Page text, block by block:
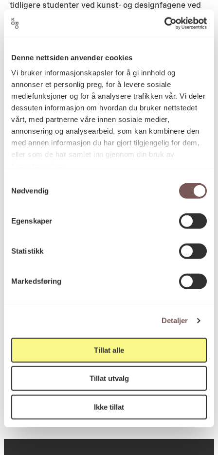
Denne nettsiden anvender cookies
Vi bruker informasjonskapsler for å gi innhold og
annonser et personlig preg, for å levere sosiale
mediefunksjoner og for å analysere trafikken vår. Vi deler
dessuten informasjon om hvordan du bruker nettstedet
vårt, med partnerne våre innen sosiale medier,
annonsering og analysearbeid, som kan kombinere den
med annen informasjon du har gjort tilgjengelig for dem,
eller som de har samlet inn gjennom din bruk av
Nødvendig
Egenskaper
Statistikk
Markedsføring
Detaljer
Tillat alle
Tillat utvalg
Ikke tillat
tidligere studenter ved kunst- og designfagene ved
institusjonene som i dag utgjør kunst- og
designfagene ved UiBs Fakultet for kunst, musikk og
involverende, stimulerende og skape aktiv dialog
mellom fakultetet, det øvrige kunstfeltet i Bergen og
Bergens befolkning. Prosjektene vil utvikles i nær
dialog med skolens ansatte og studenter.
Detaljer
Datering 2017
Kunstner
materiale
Bredde: 41.9cm
KORO.007287